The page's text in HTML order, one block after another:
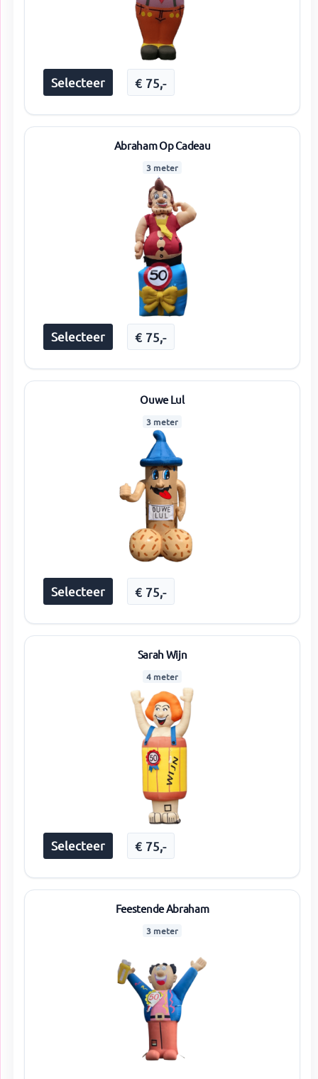
Selecteer € 75,-
Abraham Op Cadeau
3 meter
Selecteer € 75,-
Ouwe Lul
3 meter
Selecteer € 75,-
Sarah Wijn
4 meter
Selecteer € 75,-
Feestende Abraham
3 meter